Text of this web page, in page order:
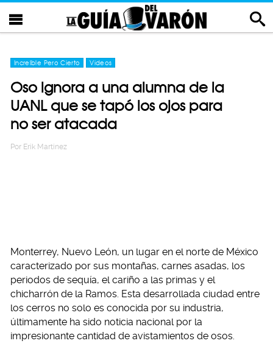
Increíble Pero Cierto Videos
Oso ignora a una alumna de la
UANL que se tapó los ojos para
no ser atacada
Por Erik Martinez
Monterrey, Nuevo León, un lugar en el norte de México
caracterizado por sus montañas, carnes asadas, los
periodos de sequía, el cariño a las primas y el
chicharrón de la Ramos. Esta desarrollada ciudad entre
los cerros no solo es conocida por su industria,
últimamente ha sido noticia nacional por la
impresionante cantidad de avistamientos de osos.